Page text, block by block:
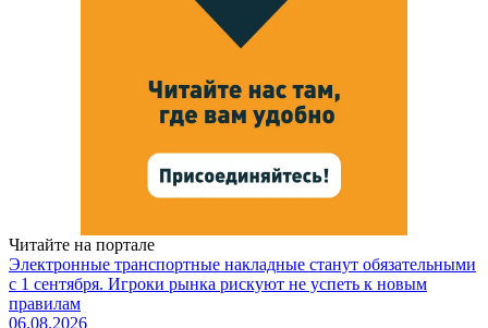
Читайте на портале
Электронные транспортные накладные станут обязательными
с 1 сентября. Игроки рынка рискуют не успеть к новым
правилам
06.08.2026